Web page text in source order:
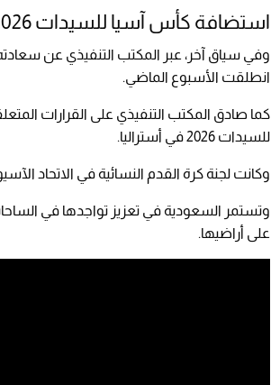
استضافة كأس آسيا للسيدات 2026 في أستراليا
انطلقت الأسبوع الماضي.
كما صادق المكتب التنفيذي على القرارات
للسيدات 2026 في أستراليا.
وكانت لجنة كرة القدم النسائية في الاتحاد الآسيوي
وتستمر السعودية في تعزيز تواجدها في
على أراضيها.